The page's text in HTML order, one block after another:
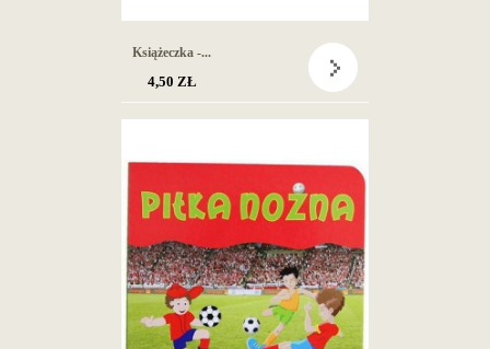
Książeczka -...
4,50 ZŁ